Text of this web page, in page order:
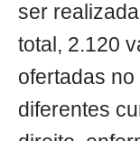
ser
total, 2.120
ofertadas
diferentes